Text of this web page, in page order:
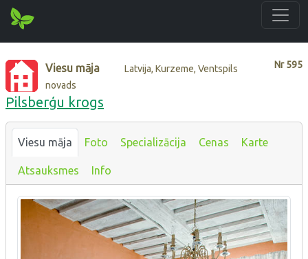
Nr595
Viesu māja
Latvija, Kurzeme, Ventspils
novads
Pilsberģu krogs
Viesu māja Foto Specializācija Cenas Karte
Atsauksmes Info